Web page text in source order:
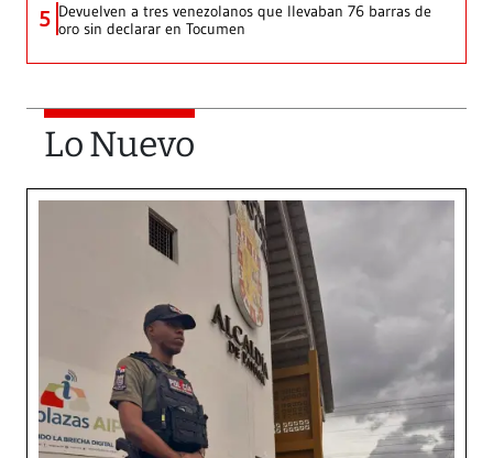
5 Devuelven a tres venezolanos que llevaban 76 barras de
oro sin declarar en Tocumen
Lo Nuevo